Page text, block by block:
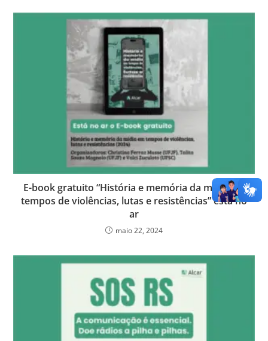
E-book gratuito “História e memória da mídia em
tempos de violências, lutas e resistências” está no
ar
maio 22, 2024